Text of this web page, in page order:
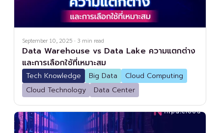
September 10, 2025 · 3 min read
Data Warehouse vs Data Lake ความแตกต่าง
และการเลือกใช้ที่เหมาะสม
Tech Knowledge Big Data
Cloud Computing
Cloud Technology
Data Center